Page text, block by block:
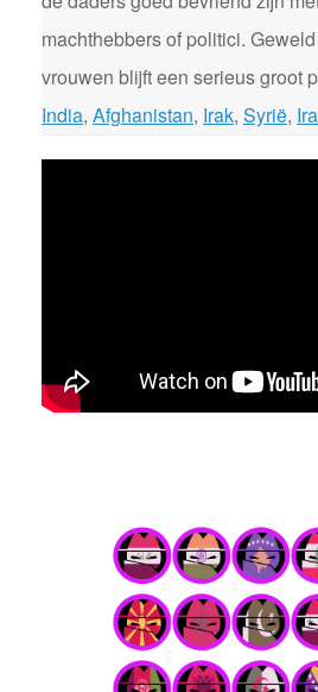
machthebbers of politici.
vrouwen blijft een serieus groot
India, Afghanistan, Irak, Syrië,